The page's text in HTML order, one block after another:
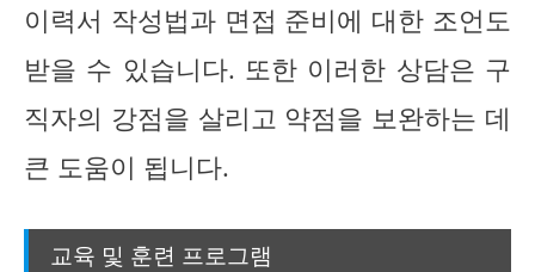
이력서 작성법과 면접 준비에 대한 조언도
받을 수 있습니다. 또한 이러한 상담은 구
직자의 강점을 살리고 약점을 보완하는 데
큰 도움이 됩니다.
교육 및 훈련 프로그램